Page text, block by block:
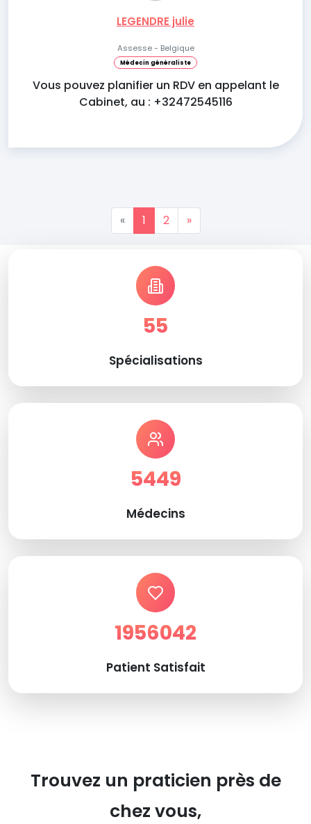
LEGENDRE julie
Assesse - Belgique
Médecin généraliste
Vous pouvez planifier un RDV en appelant le
Cabinet, au : +32472545116
« 1 2 »
55
Spécialisations
5449
Médecins
1956042
Patient Satisfait
Trouvez un praticien près de
chez vous,